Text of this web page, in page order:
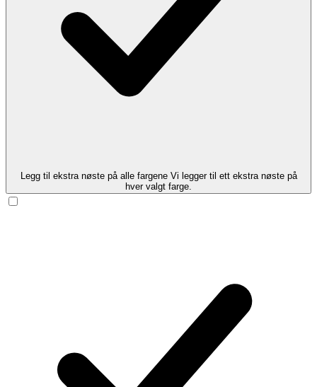
Legg til ekstra nøste på alle fargene Vi legger til ett ekstra nøste på
hver valgt farge.